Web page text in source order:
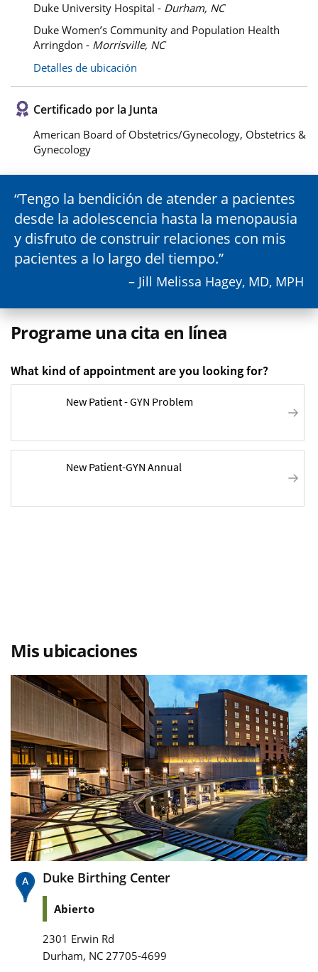
Duke University Hospital - Durham, NC
Duke Women’s Community and Population Health
Arringdon - Morrisville, NC
Detalles de ubicación
Certificado por la Junta
American Board of Obstetrics/Gynecology, Obstetrics &
Gynecology
Tengo la bendición de atender a pacientes
desde la adolescencia hasta la menopausia
y disfruto de construir relaciones con mis
pacientes a lo largo del tiempo.
– Jill Melissa Hagey, MD, MPH
Programe una cita en línea
Mis ubicaciones
Duke Birthing Center
Abierto
2301 Erwin Rd
Durham, NC 27705-4699